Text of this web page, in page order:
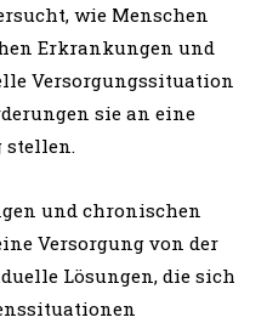
wie Menschen
Erkrankungen und
Versorgungssituation
sie an eine
stellen.
und chronischen
Versorgung von der
Lösungen, die sich